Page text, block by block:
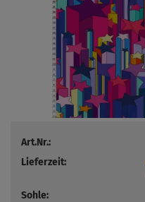
Art.Nr.:
Lieferzeit:
Sohle: